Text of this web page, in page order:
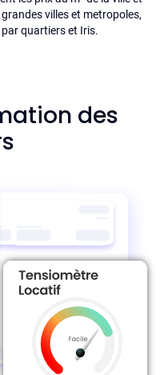
villes et metropoles,
quartiers et Iris.
des